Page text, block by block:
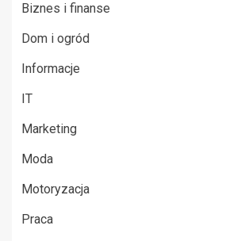
Biznes i finanse
Dom i ogród
Informacje
IT
Marketing
Moda
Motoryzacja
Praca